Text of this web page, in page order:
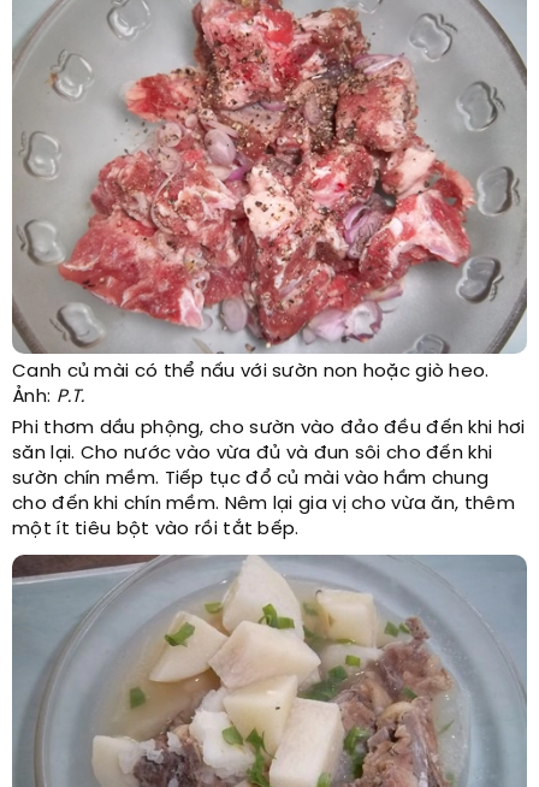
Canh củ mài có thể nấu với sườn non hoặc giò heo.
Ảnh: P.T.
Phi thơm dầu phộng, cho sườn vào đảo đều đến khi hơi
săn lại. Cho nước vào vừa đủ và đun sôi cho đến khi
sườn chín mềm. Tiếp tục đổ củ mài vào hầm chung
cho đến khi chín mềm. Nêm lại gia vị cho vừa ăn, thêm
một ít tiêu bột vào rồi tắt bếp.